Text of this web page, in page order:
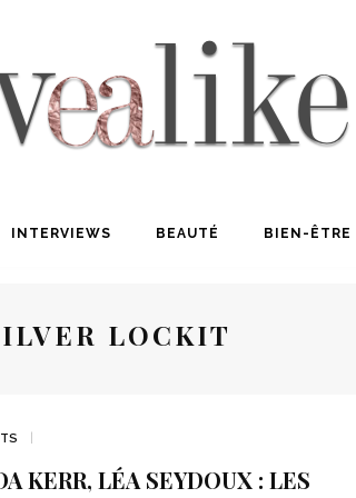
INTERVIEWS BEAUTÉ BIEN-ÊTRE
LOCKIT
KERR, LÉA SEYDOUX : LES